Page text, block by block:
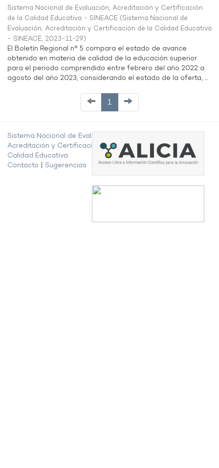
Sistema Nacional de Evaluación, Acreditación y Certificación
de la Calidad Educativa - SINEACE (Sistema Nacional de
Evaluación, Acreditación y Certificación de la Calidad Educativa
- SINEACE, 2023-11-29)
El Boletín Regional n° 5 compara el estado de avance
obtenido en materia de calidad de la educación superior
para el periodo comprendido entre febrero del año 2022 a
agosto del año 2023, considerando el estado de la oferta, ...
1
Sistema Nacional de Evaluación,
Acreditación y Certificación de la
Calidad Educativa
Contacto
Sugerencias